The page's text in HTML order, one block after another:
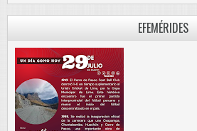
EFEMÉRIDES